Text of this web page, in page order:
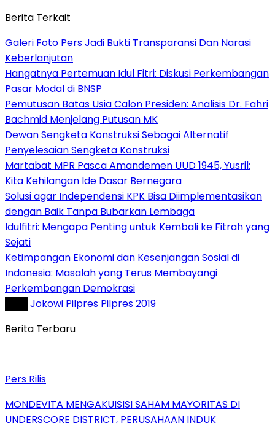
Berita Terkait
Galeri Foto Pers Jadi Bukti Transparansi Dan Narasi
Keberlanjutan
Hangatnya Pertemuan Idul Fitri: Diskusi Perkembangan
Pasar Modal di BNSP
Pemutusan Batas Usia Calon Presiden: Analisis Dr. Fahri
Bachmid Menjelang Putusan MK
Dewan Sengketa Konstruksi Sebagai Alternatif
Penyelesaian Sengketa Konstruksi
Martabat MPR Pasca Amandemen UUD 1945, Yusril:
Kita Kehilangan Ide Dasar Bernegara
Solusi agar Independensi KPK Bisa Diimplementasikan
dengan Baik Tanpa Bubarkan Lembaga
Idulfitri: Mengapa Penting untuk Kembali ke Fitrah yang
Sejati
Ketimpangan Ekonomi dan Kesenjangan Sosial di
Indonesia: Masalah yang Terus Membayangi
Perkembangan Demokrasi
Jokowi Pilpres Pilpres 2019
Berita Terbaru
Pers Rilis
MONDEVITA MENGAKUISISI SAHAM MAYORITAS DI
UNDERSCORE DISTRICT, PERUSAHAAN INDUK